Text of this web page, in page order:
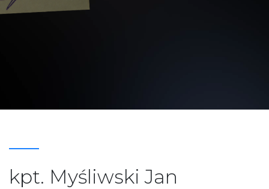
kpt. Myśliwski Jan